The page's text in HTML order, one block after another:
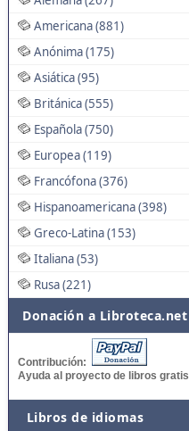
Americana (881)
Anónima (175)
Asiática (95)
Británica (555)
Española (750)
Europea (119)
Francófona (376)
Hispanoamericana (398)
Greco-Latina (153)
Italiana (53)
Rusa (221)
Donación a Libroteca.net
Contribución:
Ayuda al proyecto de libros gratis
Libros de idiomas